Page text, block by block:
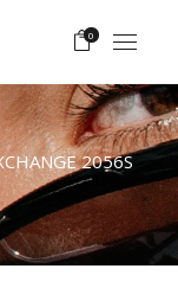
0
2056S